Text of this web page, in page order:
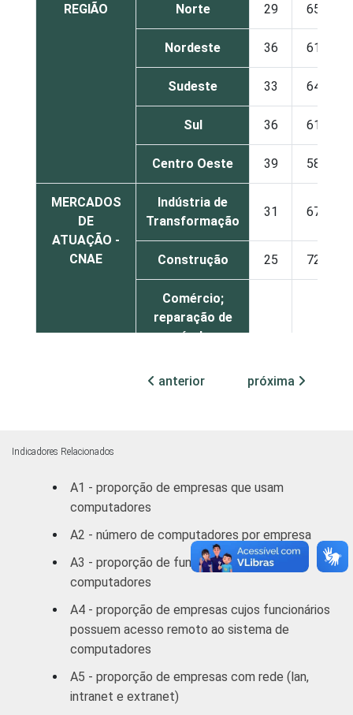
REGIÃO Norte 29 65
Nordeste 36 61
Sudeste 33 64
Sul 36 61
Centro Oeste 39 58
MERCADOS
DE
ATUAÇÃO -
CNAE
Indústria de
Transformação
31 67
Construção 25 72
Comércio;
reparação de
veículos
objetos
armazenagem
e
comunicações
29 66
Atividades
imobiliárias,
prestados às
empresas
anterior próxima
Indicadores Relacionados
A1 - proporção de empresas que usam
computadores
A2 - número de computadores por empresa
A3 - proporção de funcionários que usam
computadores
A4 - proporção de empresas cujos funcionários
possuem acesso remoto ao sistema de
computadores
A5 - proporção de empresas com rede (lan,
intranet e extranet)